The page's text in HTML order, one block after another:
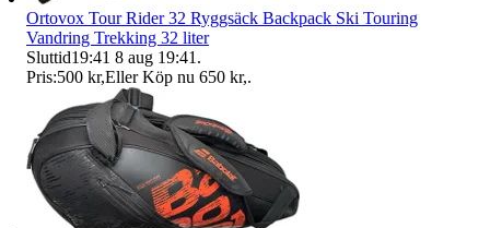
Ortovox Tour Rider 32 Ryggsäck Backpack Ski Touring
Vandring Trekking 32 liter
Sluttid19:41 8 aug 19:41 .
Pris:500 kr,Eller Köp nu 650 kr,.